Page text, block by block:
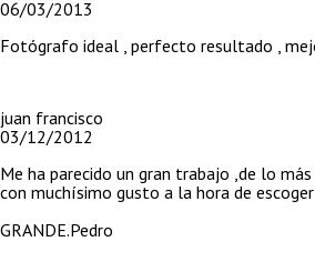
06/03/2013
Fotógrafo ideal , perfecto resultado ,
juan francisco
03/12/2012
Me ha parecido un gran trabajo ,de lo
con muchísimo gusto a la hora de
GRANDE.Pedro